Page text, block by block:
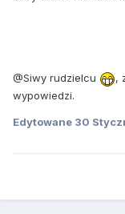
@Siwy rudzielcu
,
wypowiedzi.
Edytowane 30